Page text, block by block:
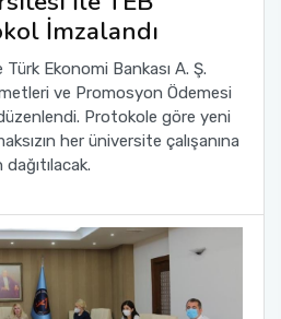
İmzalandı
Ekonomi Bankası A. Ş.
ve Promosyon Ödemesi
Protokole göre yeni
her üniversite çalışanına